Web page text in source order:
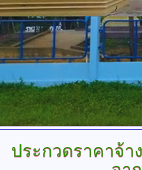
ประกวดราคาจ้า